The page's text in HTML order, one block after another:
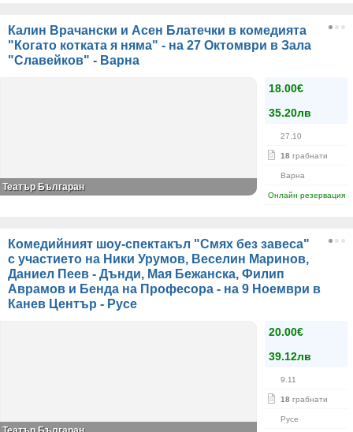
Калин Врачански и Асен Блатечки в комедията
"Когато котката я няма" - на 27 Октомври в Зала
"Славейков" - Варна
18.00€
35.20лв
27.10
18 грабнати
Варна
Онлайн резервация
Театър Българан
Комедийният шоу-спектакъл "Смях без завеса"
с участието на Ники Урумов, Веселин Маринов,
Даниел Пеев - Дънди, Мая Бежанска, Филип
Аврамов и Бенда на Професора - на 9 Ноември в
Канев Център - Русе
20.00€
39.12лв
9.11
18 грабнати
Русе